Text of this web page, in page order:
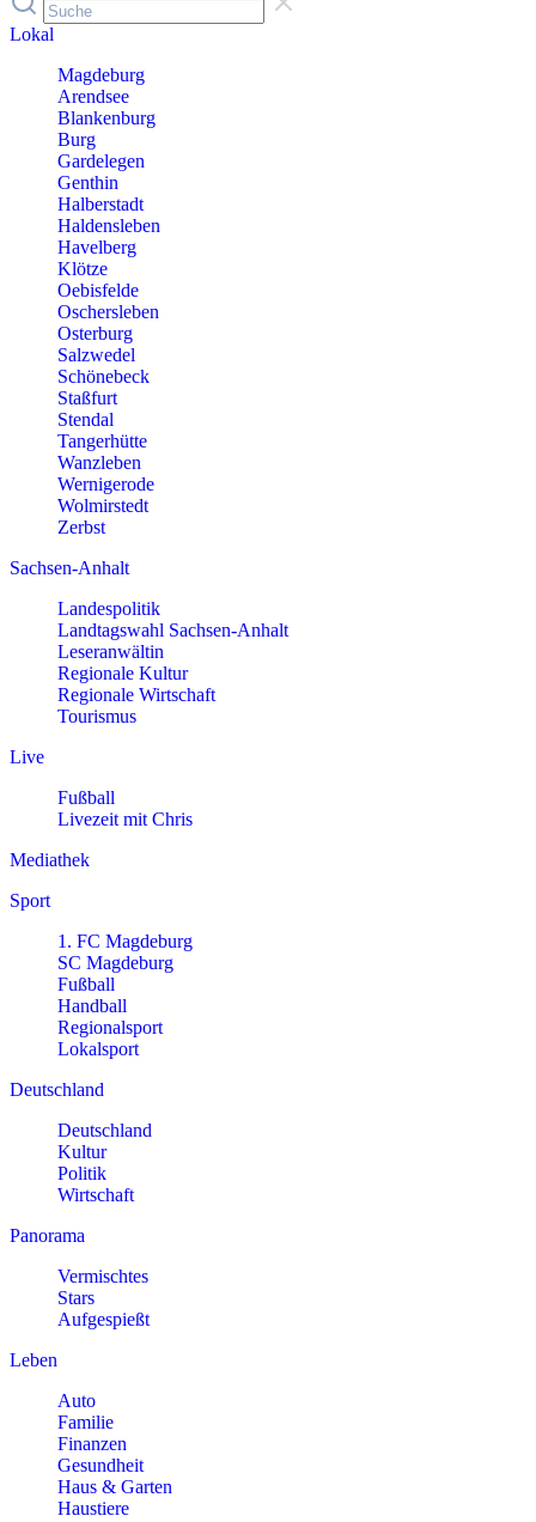
Lokal
Magdeburg
Arendsee
Blankenburg
Burg
Gardelegen
Genthin
Halberstadt
Haldensleben
Havelberg
Klötze
Oebisfelde
Oschersleben
Osterburg
Salzwedel
Schönebeck
Staßfurt
Stendal
Tangerhütte
Wanzleben
Wernigerode
Wolmirstedt
Zerbst
Sachsen-Anhalt
Landespolitik
Landtagswahl Sachsen-Anhalt
Leseranwältin
Regionale Kultur
Regionale Wirtschaft
Tourismus
Live
Fußball
Livezeit mit Chris
Mediathek
Sport
1. FC Magdeburg
SC Magdeburg
Fußball
Handball
Regionalsport
Lokalsport
Deutschland
Deutschland
Kultur
Politik
Wirtschaft
Panorama
Vermischtes
Stars
Aufgespießt
Leben
Auto
Familie
Finanzen
Gesundheit
Haus & Garten
Haustiere